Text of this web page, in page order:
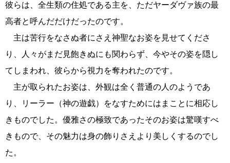
彼らは、全生類の住処である主を、ただヤーダヴァ族の最
高者と呼んだだけだったのです。
主は苦行をなさぬ者にさえ神聖なお姿を見せてくださ
り、人々がまだ見飽きぬにも関わらず、今やその姿を隠し
てしまわれ、彼らから視力を奪われたのです。
主が取られたお姿は、外観は全く普通の人のようであ
り、リーラー（神の遊戯）をなすためにはまことに相応し
きものでした。優雅さの極致であったそのお姿は驚嘆すべ
きもので、その魅力は身の飾りさえより美しくするのでし
た。